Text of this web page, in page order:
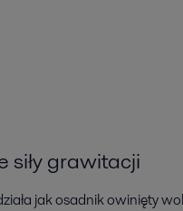
siły grawitacji
jak osadnik owinięty